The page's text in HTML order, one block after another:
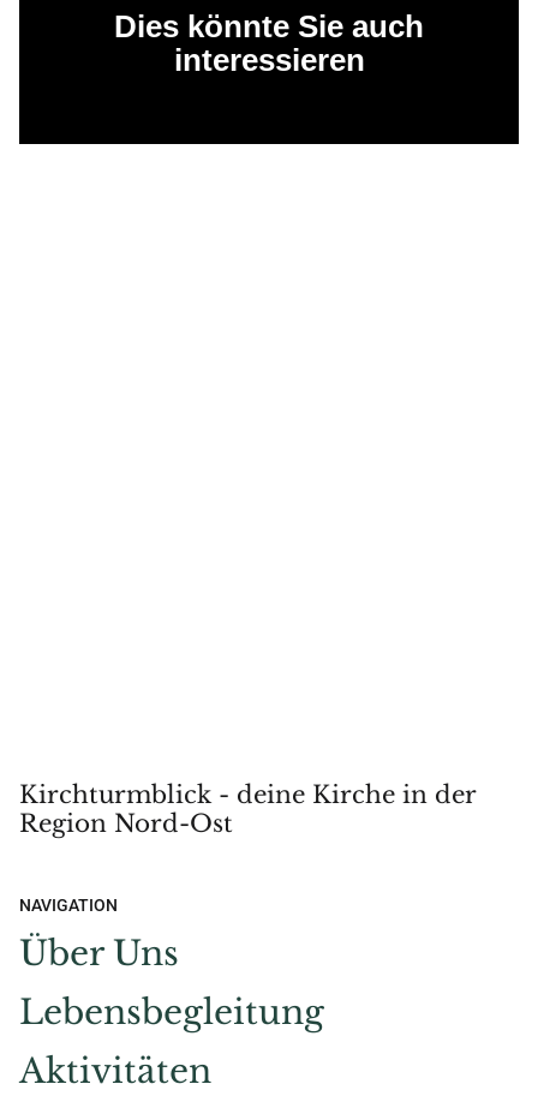
Dies könnte Sie auch
interessieren
Kirchturmblick - deine Kirche in der
Region Nord-Ost
NAVIGATION
Über Uns
Lebensbegleitung
Aktivitäten